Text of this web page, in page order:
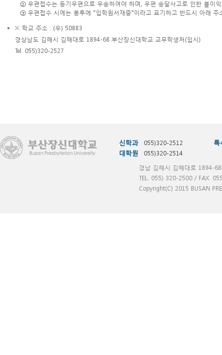
② 우편접수는 등기우편으로 우송하여야 하며, 우편 송달사고로 인한 불이
③ 우편접수 시에는 봉투에 "입학원서재중"이라고 표기하고 반드시 아래 주
※ 학교 주소 : (우) 50883
경상남도 김해시 김해대로 1894-68 부산장신대학교 교무학생처(입시)
Tel. 055)320-2527
신학과 055)320-2512
특
대학원
055)320-2514
경남 김해시 김해대로 1894-
TEL. 055) 320-2500 / FAX.
Copyright(C) 2015 BUSAN